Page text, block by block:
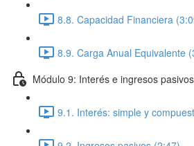
8.8. Capacidad Financiera
8.9. Carga Anual Equivalente
Módulo 9: Interés e ingresos pasivos
9.1. Interés: simple y